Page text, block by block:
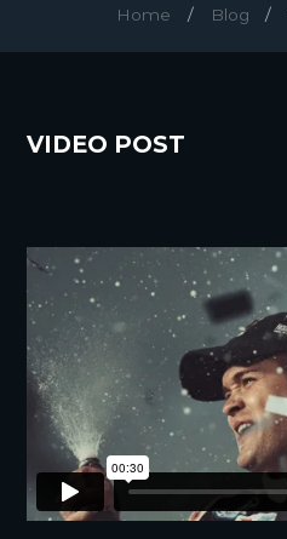
Home Blog
VIDEO POST